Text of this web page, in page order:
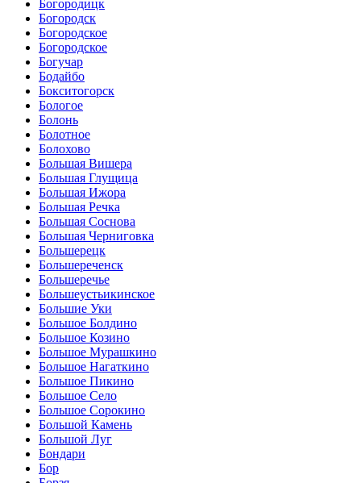
Богородицк
Богородск
Богородское
Богородское
Богучар
Бодайбо
Бокситогорск
Бологое
Болонь
Болотное
Болохово
Большая Вишера
Большая Глущица
Большая Ижора
Большая Речка
Большая Соснова
Большая Черниговка
Большерецк
Большереченск
Большеречье
Большеустьикинское
Большие Уки
Большое Болдино
Большое Козино
Большое Мурашкино
Большое Нагаткино
Большое Пикино
Большое Село
Большое Сорокино
Большой Камень
Большой Луг
Бондари
Бор